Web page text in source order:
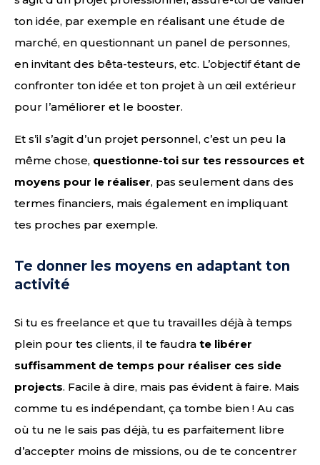
ton idée, par exemple en réalisant une étude de
marché, en questionnant un panel de personnes,
en invitant des bêta-testeurs, etc. L’objectif étant de
confronter ton idée et ton projet à un œil extérieur
pour l’améliorer et le booster.
Et s’il s’agit d’un projet personnel, c’est un peu la
même chose, questionne-toi sur tes ressources et
moyens pour le réaliser, pas seulement dans des
termes financiers, mais également en impliquant
tes proches par exemple.
Te donner les moyens en adaptant ton
activité
Si tu es freelance et que tu travailles déjà à temps
plein pour tes clients, il te faudra te libérer
suffisamment de temps pour réaliser ces side
projects. Facile à dire, mais pas évident à faire. Mais
comme tu es indépendant, ça tombe bien ! Au cas
où tu ne le sais pas déjà, tu es parfaitement libre
d’accepter moins de missions, ou de te concentrer